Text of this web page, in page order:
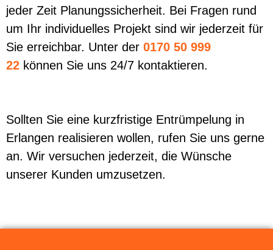
jeder Zeit Planungssicherheit. Bei Fragen rund
um Ihr individuelles Projekt sind wir jederzeit für
Sie erreichbar. Unter der 0170 50 999
22 können Sie uns 24/7 kontaktieren.
Sollten Sie eine kurzfristige Entrümpelung in
Erlangen realisieren wollen, rufen Sie uns gerne
an. Wir versuchen jederzeit, die Wünsche
unserer Kunden umzusetzen.